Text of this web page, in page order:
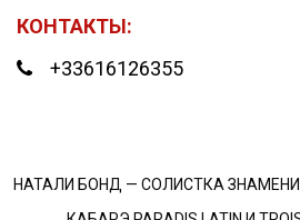
КОНТАКТЫ:
+33616126355
НАТАЛИ БОНД — СОЛИСТКА